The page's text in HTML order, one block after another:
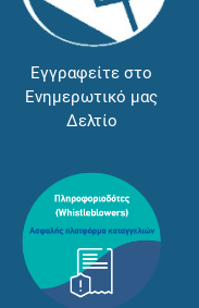
Εγγραφείτε στο
Ενημερωτικό μας
Δελτίο